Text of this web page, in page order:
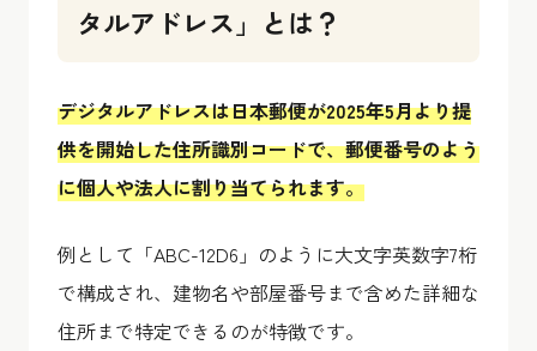
タルアドレス」とは？
デジタルアドレスは日本郵便が2025年5月より提
供を開始した住所識別コードで、郵便番号のよう
に個人や法人に割り当てられます。
例として「ABC-12D6」のように大文字英数字7桁
で構成され、建物名や部屋番号まで含めた詳細な
住所まで特定できるのが特徴です。